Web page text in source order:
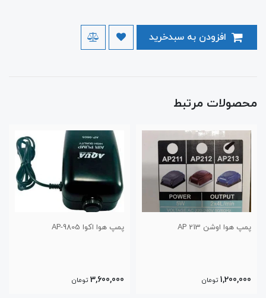
محصولات مرتبط
پمپ هوا اکوا AP-9805 پمپ هوا آکوا AP-9804